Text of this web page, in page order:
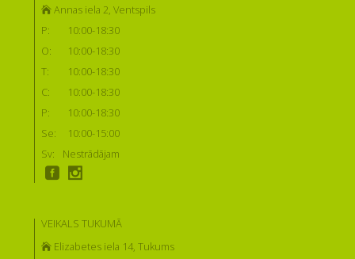
Annas iela 2, Ventspils
P:
10:00-18:30
O:
10:00-18:30
T:
10:00-18:30
C:
10:00-18:30
P:
10:00-18:30
Se:
10:00-15:00
Sv:
Nestrādājam
VEIKALS TUKUMĀ
Elizabetes iela 14, Tukums